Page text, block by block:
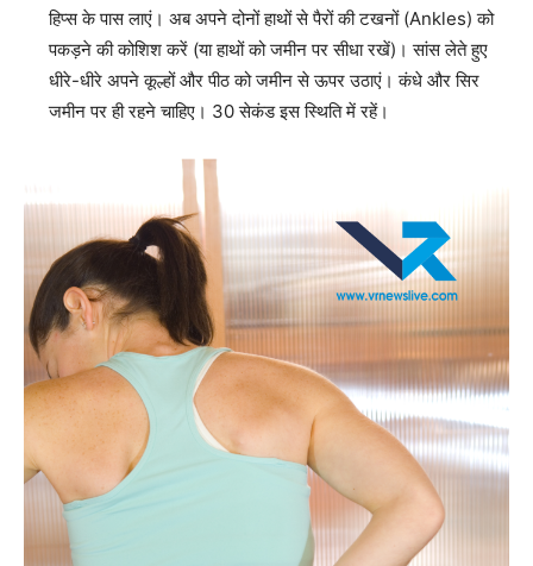
हिप्स के पास लाएं। अब अपने दोनों हाथों से पैरों की टखनों (Ankles) को
पकड़ने की कोशिश करें (या हाथों को जमीन पर सीधा रखें)। सांस लेते हुए
धीरे-धीरे अपने कूल्हों और पीठ को जमीन से ऊपर उठाएं। कंधे और सिर
जमीन पर ही रहने चाहिए। 30 सेकंड इस स्थिति में रहें।